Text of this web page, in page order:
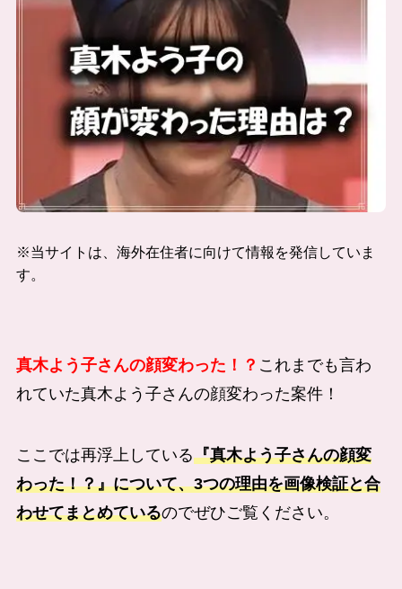
※当サイトは、海外在住者に向けて情報を発信していま
す。
真木よう子さんの顔変わった！？ これまでも言わ
れていた真木よう子さんの顔変わった案件！
ここでは再浮上している『真木よう子さんの顔変
わった！？』について、3つの理由を画像検証と合
わせてまとめているのでぜひご覧ください。